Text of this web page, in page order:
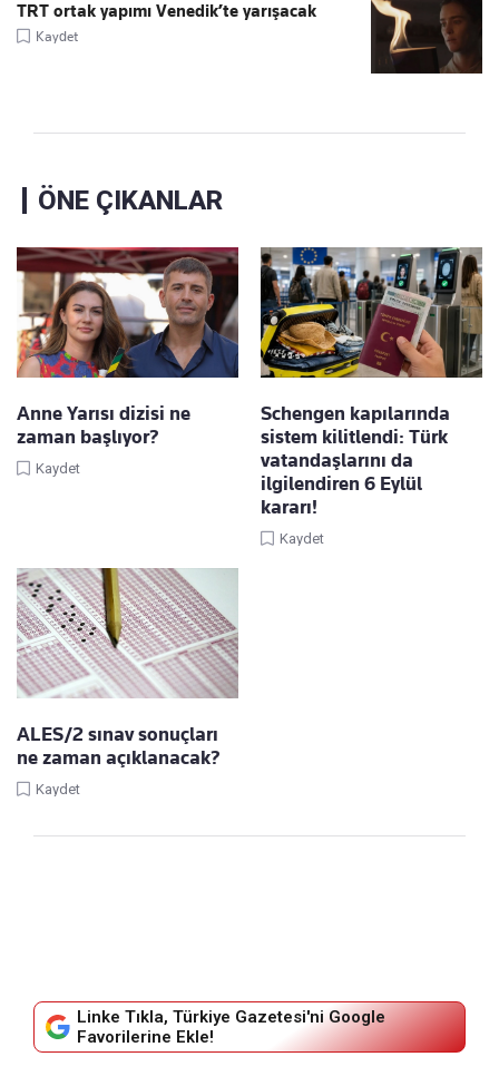
TRT ortak yapımı Venedik’te yarışacak
Kaydet
ÖNE ÇIKANLAR
Anne Yarısı dizisi ne
zaman başlıyor?
Kaydet
Schengen kapılarında
sistem kilitlendi: Türk
vatandaşlarını da
ilgilendiren 6 Eylül
kararı!
Kaydet
ALES/2 sınav sonuçları
ne zaman açıklanacak?
Kaydet
Linke Tıkla, Türkiye Gazetesi'ni Google
Favorilerine Ekle!